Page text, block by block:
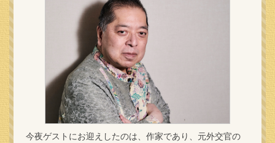
今夜ゲストにお迎えしたのは、作家であり、元外交官の